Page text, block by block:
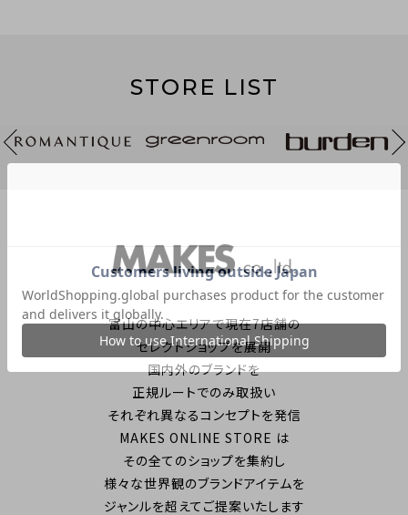
STORE LIST
富山の中心エリアで現在7店舗の
セレクトショップを展開
国内外のブランドを
正規ルートでのみ取扱い
それぞれ異なるコンセプトを発信
MAKES ONLINE STORE は
その全てのショップを集約し
様々な世界観のブランドアイテムを
ジャンルを超えてご提案いたします